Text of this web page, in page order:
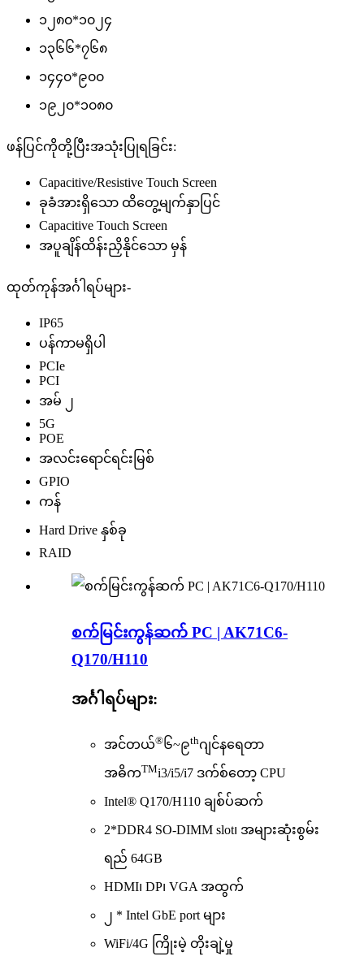
၁၂၈၀*၁၀၂၄
၁၃၆၆*၇၆၈
၁၄၄၀*၉၀၀
၁၉၂၀*၁၀၈၀
ဖန်ပြင်ကိုတို့ပြီးအသုံးပြုရခြင်း:
Capacitive/Resistive Touch Screen
ခုခံအားရှိသော ထိတွေ့မျက်နှာပြင်
Capacitive Touch Screen
အပူချိန်ထိန်းညှိနိုင်သော မှန်
ထုတ်ကုန်အင်္ဂါရပ်များ-
IP65
ပန်ကာမရှိပါ
PCIe
PCI
အမ် ၂
5G
POE
အလင်းရောင်ရင်းမြစ်
GPIO
ကန်
Hard Drive နှစ်ခု
RAID
စက်မြင်းကွန်ဆက် PC | AK71C6-
Q170/H110
အင်္ဂါရပ်များ:
အင်တယ်®၆~၉thဂျင်နရေတာ
အဓိကTMi3/i5/i7 ဒက်စ်တော့ CPU
Intel® Q170/H110 ချစ်ပ်ဆက်
2*DDR4 SO-DIMM slot၊ အများဆုံးစွမ်း
ရည် 64GB
HDMI၊ DP၊ VGA အထွက်
၂ * Intel GbE port များ
WiFi/4G ကြိုးမဲ့ တိုးချဲ့မှု